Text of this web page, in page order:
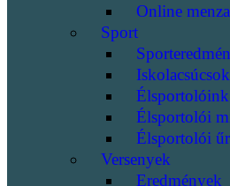
Online
Sport
Iskolacsúcsok
Élsportolóink
Élsportolói
Élsportolói
Versenyek
Eredmények